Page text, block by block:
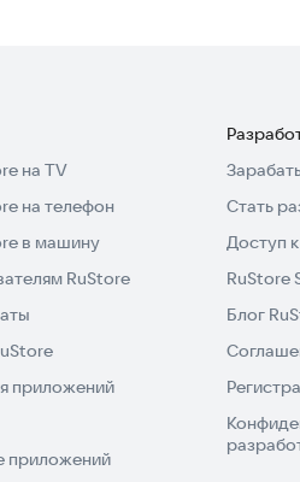
на TV
на телефон
в машину
RuStore
приложений
приложений
Стать
Доступ
RuStore
Блог